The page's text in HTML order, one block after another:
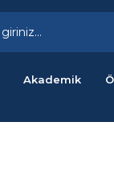
Akademik